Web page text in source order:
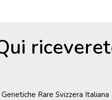
Rare Svizzera Italiana